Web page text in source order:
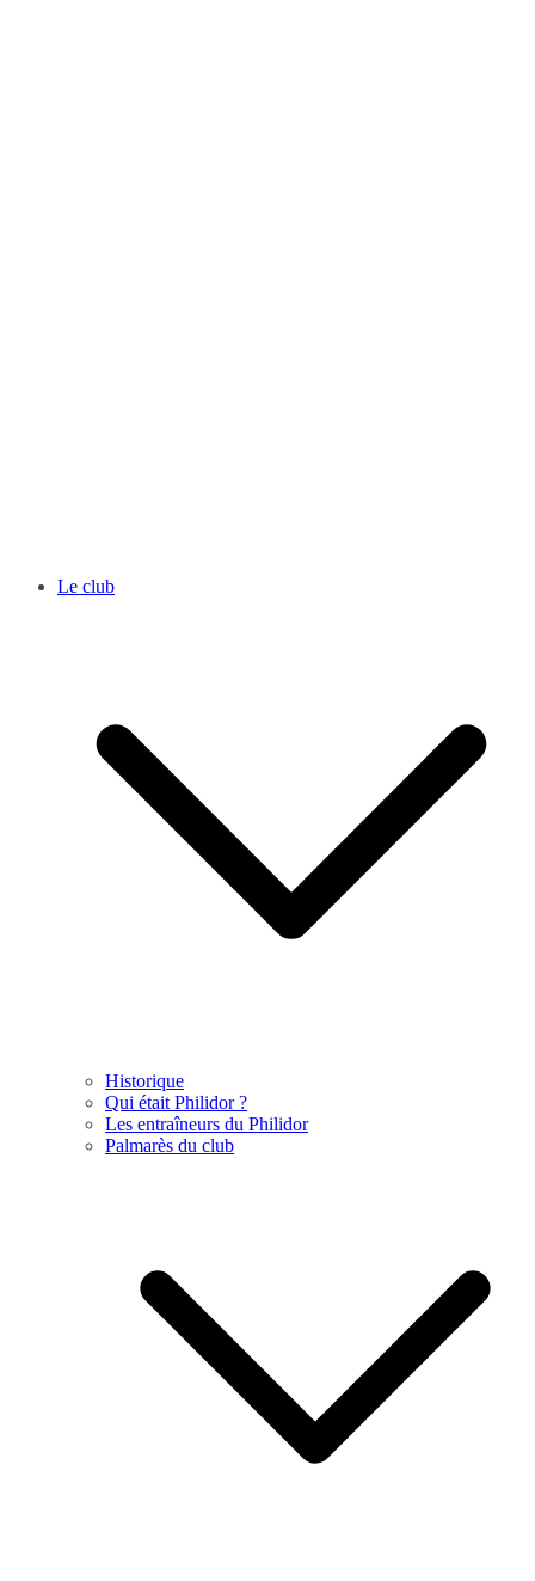
Le club
Historique
Qui était Philidor ?
Les entraîneurs du Philidor
Palmarès du club